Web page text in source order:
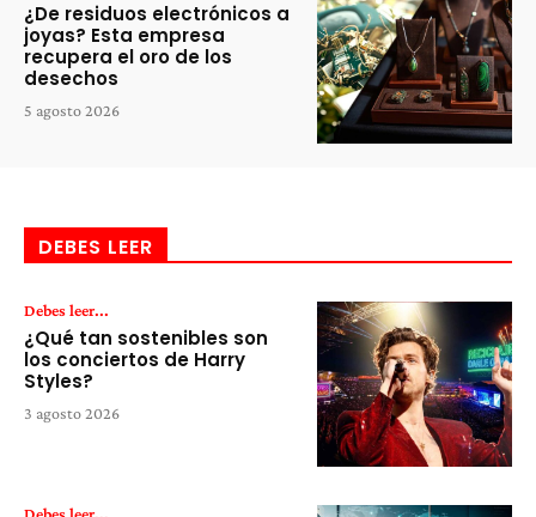
¿De residuos electrónicos a
joyas? Esta empresa
recupera el oro de los
desechos
5 agosto 2026
DEBES LEER
Debes leer...
¿Qué tan sostenibles son
los conciertos de Harry
Styles?
3 agosto 2026